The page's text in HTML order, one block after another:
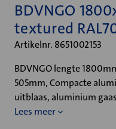
BDVNGO
textured
Artikelnr. 8651002153
BDVNGO lengte
505mm, Compacte
uitblaas, aluminium
Lees meer